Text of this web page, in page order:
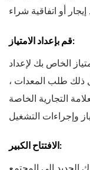
قم بإعداد الامتياز:
الخاص بك لإعداد
ذلك طلب المعدات ،
التجارية الخاصة
الافتتاح الكبير: